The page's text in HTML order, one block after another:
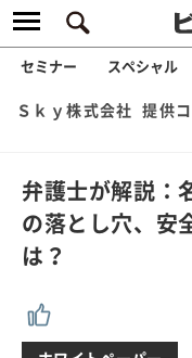
セミナー スペシャル
Ｓｋｙ株式会社 提供
弁護士が解説：
の落とし穴、安
は？